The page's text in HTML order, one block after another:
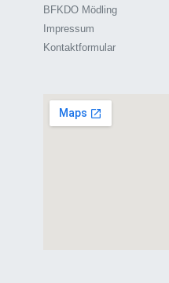
BFKDO Mödling
Impressum
Kontaktformular